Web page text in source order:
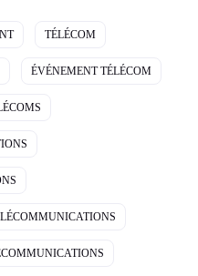
TÉLÉCOM
ÉVÉNEMENT TÉLÉCOM